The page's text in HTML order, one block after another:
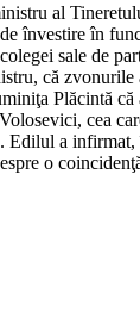
al
învestire în
sale de
că zvonurile
Plăcintă
cea
Edilul a
o